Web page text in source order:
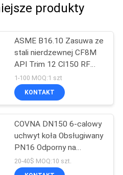
produkty
ASME B16.10 Zasuwa ze
stali nierdzewnej CF8M
API Trim 12 Cl150 RF
Zasuwa kołnierzowa
1-100 MOQ:1 szt
KONTAKT
COVNA DN150 6-calowy
uchwyt koła Obsługiwany
PN16 Odporny na
wysokie ciśnienie koniec
kołnierza gniazda Stal
20-40$ MOQ:10 szt.